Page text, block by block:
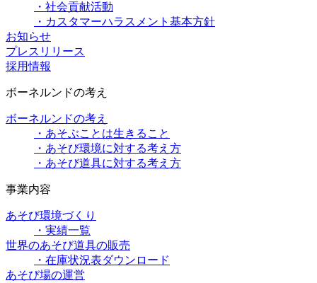
・社会貢献活動
・カスタマーハラスメント基本方針
お知らせ
プレスリリース
採用情報
ボーネルンドの考え
ボーネルンドの考え
・あそぶことは生きること
・あそび環境に対する考え方
・あそび道具に対する考え方
事業内容
あそび環境づくり
・実績一覧
世界のあそび道具の販売
・在庫状況表ダウンロード
あそび場の運営